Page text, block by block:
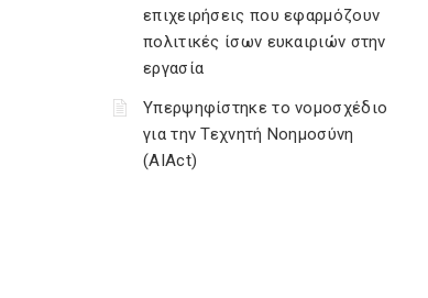
επιχειρήσεις που εφαρμόζουν
πολιτικές ίσων ευκαιριών στην
εργασία
Υπερψηφίστηκε το νομοσχέδιο
για την Τεχνητή Νοημοσύνη
(AIAct)